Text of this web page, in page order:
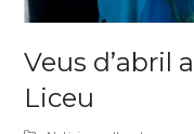
Veus d’abril
Liceu